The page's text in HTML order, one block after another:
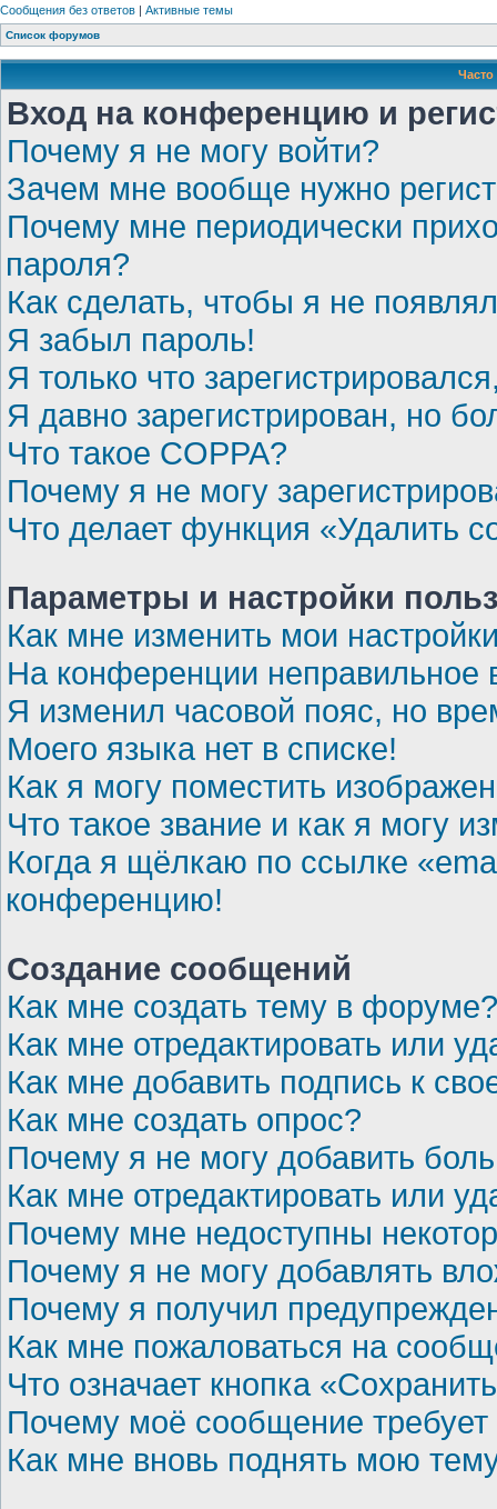
Сообщения без ответов | Активные темы
Список форумов
Вход на конференцию и
Почему я не могу войти?
Зачем мне вообще нужно
Почему мне периодически
пароля?
Как сделать, чтобы я не
Я забыл пароль!
Я только что
Я давно зарегистрирован, но
Что такое COPPA?
Почему я не могу
Что делает функция «Удалить
Параметры и настройки
Как мне изменить мои
На конференции неправильное
Я изменил часовой пояс, но
Моего языка нет в списке!
Как я могу поместить
Что такое звание и как я могу
Когда я щёлкаю по ссылке
конференцию!
Создание сообщений
Как мне создать тему в форуме?
Как мне отредактировать или
Как мне добавить подпись к
Как мне создать опрос?
Почему я не могу добавить
Как мне отредактировать или
Почему мне недоступны
Почему я не могу добавлять
Почему я получил
Как мне пожаловаться на
Что означает кнопка
Почему моё сообщение
Как мне вновь поднять мою